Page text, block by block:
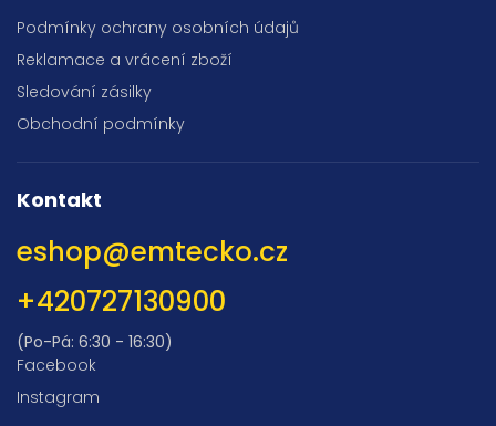
Podmínky ochrany osobních údajů
Reklamace a vrácení zboží
Sledování zásilky
Obchodní podmínky
Kontakt
eshop@emtecko.cz
+420727130900
(Po-Pá: 6:30 - 16:30)
Facebook
Instagram